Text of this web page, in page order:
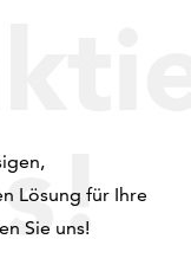
Lösung für Ihre
Sie uns!